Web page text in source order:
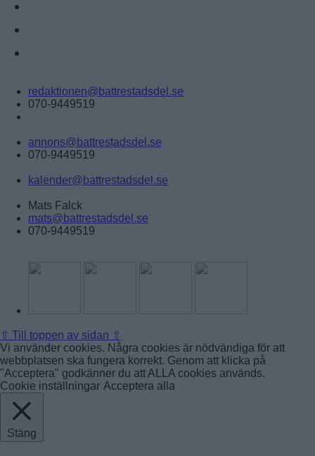
redaktionen@battrestadsdel.se
070-9449519
annons@battrestadsdel.se
070-9449519
kalender@battrestadsdel.se
Mats Falck
mats@battrestadsdel.se
070-9449519
⇧ Till toppen av sidan ⇧
Vi använder cookies. Några cookies är nödvändiga för att
webbplatsen ska fungera korrekt. Genom att klicka på
"Acceptera" godkänner du att ALLA cookies används.
Cookie inställningar Acceptera alla
Stäng